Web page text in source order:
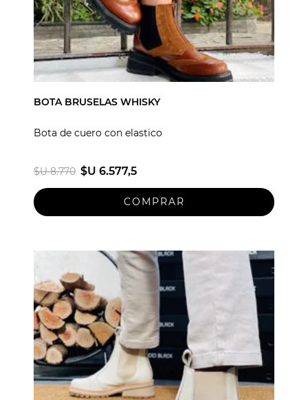
BOTA BRUSELAS WHISKY
Bota de cuero con elastico
$U 8.770 $U 6.577,5